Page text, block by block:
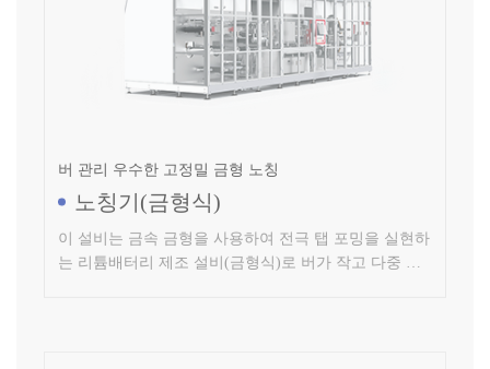
버 관리 우수한 고정밀 금형 노칭
이 설비는 금속 금형을 사용하여 전극 탭 포밍을 실현하
는 리튬배터리 제조 설비(금형식)로 버가 작고 다중 이